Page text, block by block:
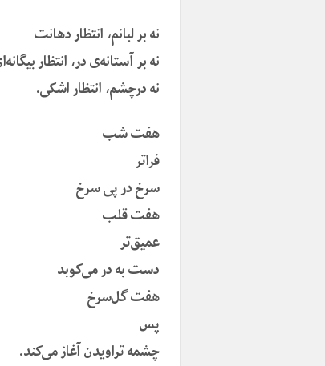
نه بر لبانم، انتظار دهانت
نه بر آستانه‌ی در، انتظار
نه درچشم، انتظار اشکی.
هفت شب
فراتر
سرخ در پی سرخ
هفت قلب
عمیق‌تر
دست به در می‌کوبد
هفت گل‌سرخ
پس
چشمه تراویدن آغاز می‌کند.